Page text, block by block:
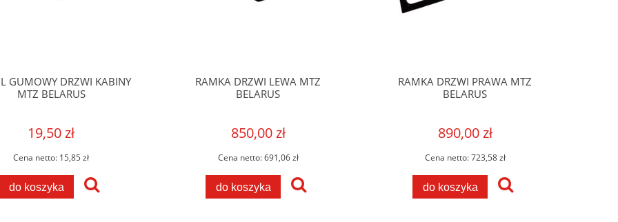
GUMOWY DRZWI KABINY
MTZ BELARUS
19,50 zł
Cena netto: 15,85 zł
do koszyka
RAMKA DRZWI LEWA MTZ
BELARUS
850,00 zł
Cena netto:691,06 zł
do koszyka
RAMKA DRZWI PRAWA MTZ
BELARUS
890,00 zł
Cena netto:723,58 zł
do koszyka